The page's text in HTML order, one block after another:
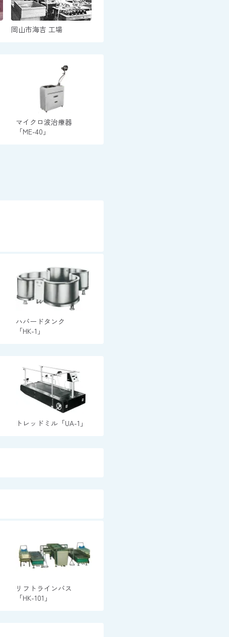
岡山市海吉 工場
マイクロ波治療器
「ME-40」
ハバードタンク
「HK-1」
トレッドミル「UA-1」
リフトラインバス
「HK-101」